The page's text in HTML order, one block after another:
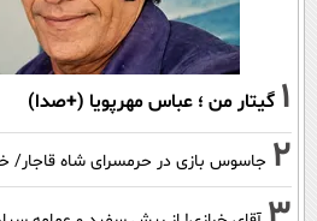
1 گیتار من ؛ عباس مهرپویا (+صدا)
2 جاسوس بازی در حرمسرای شاه قاجار/